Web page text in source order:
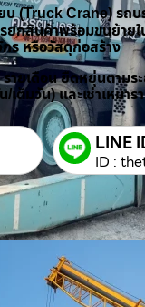
บ (Truck Crane) รถ
ยกสินค้าพร้อมขนย้ายใ
ร หรือวัสดุก่อสร้าง
ายเดือน ยืดหยุ่นตามร
ต็มวัน) และเช่าเหมา
LINE
ID :